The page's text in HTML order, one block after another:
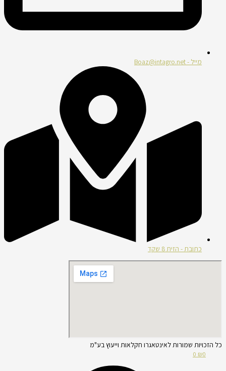
מייל - Boaz@intagro.net
כתובת - הזית 8 שקד
כל הזכויות שמורות לאינטאגרו חקלאות וייעוץ בע"מ
₪0
0